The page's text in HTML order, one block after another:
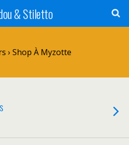
& Stiletto
› Shop À Myzotte